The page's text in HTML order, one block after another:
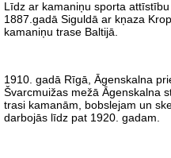
Līdz ar kamaniņu sporta
1887.gadā Siguldā ar kņaza
kamaniņu trase Baltijā.
1910. gadā Rīgā, Āgenskalna
Švarcmuižas mežā Āgenskalna
trasi kamanām, bobslejam un
darbojās līdz pat 1920. gadam.